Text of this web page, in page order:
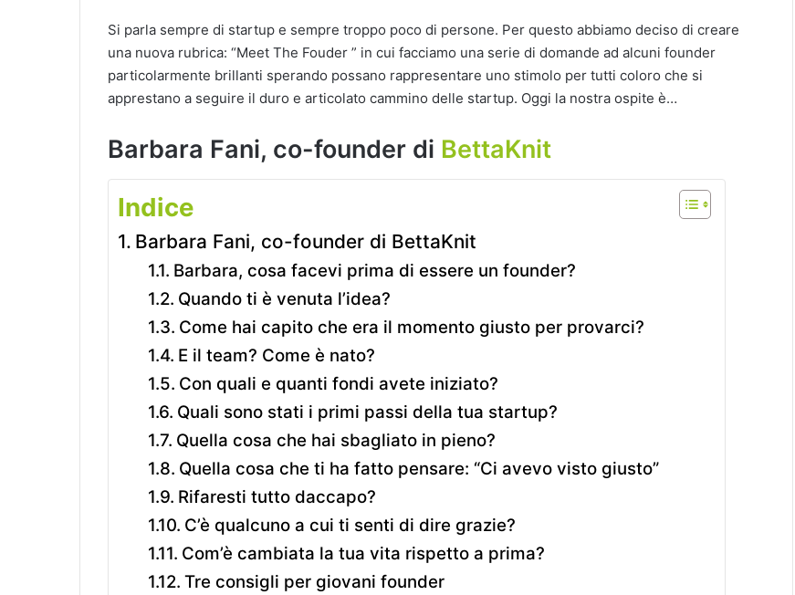
Si parla sempre di startup e sempre troppo poco di persone. Per questo abbiamo deciso di creare
una nuova rubrica: “Meet The Fouder ” in cui facciamo una serie di domande ad alcuni founder
particolarmente brillanti sperando possano rappresentare uno stimolo per tutti coloro che si
apprestano a seguire il duro e articolato cammino delle startup. Oggi la nostra ospite è…
Barbara Fani, co-founder di BettaKnit
Indice
Barbara Fani, co-founder di BettaKnit
Barbara, cosa facevi prima di essere un founder?
Quando ti è venuta l’idea?
Come hai capito che era il momento giusto per provarci?
E il team? Come è nato?
Con quali e quanti fondi avete iniziato?
Quali sono stati i primi passi della tua startup?
Quella cosa che hai sbagliato in pieno?
Quella cosa che ti ha fatto pensare: “Ci avevo visto giusto”
Rifaresti tutto daccapo?
C’è qualcuno a cui ti senti di dire grazie?
Com’è cambiata la tua vita rispetto a prima?
Tre consigli per giovani founder